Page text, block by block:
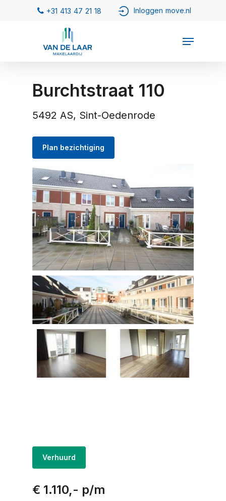
Burchtstraat 110
5492 AS, Sint-Oedenrode
Plan bezichtiging
Verhuurd
€ 1.110,- p/m